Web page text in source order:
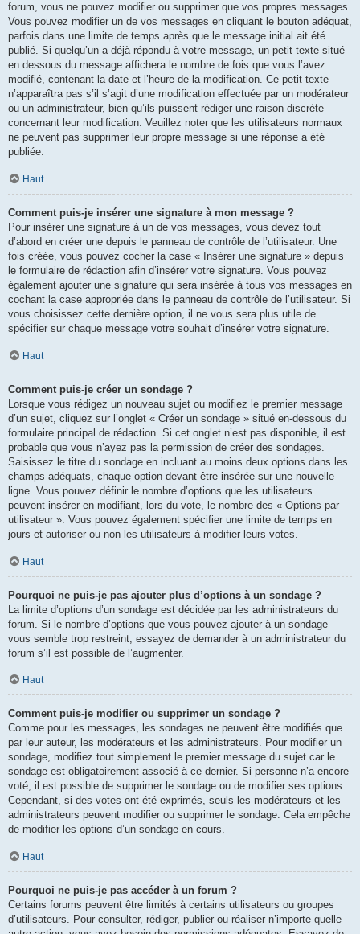
forum, vous ne pouvez modifier ou supprimer que vos propres messages.
Vous pouvez modifier un de vos messages en cliquant le bouton adéquat,
parfois dans une limite de temps après que le message initial ait été
publié. Si quelqu’un a déjà répondu à votre message, un petit texte situé
en dessous du message affichera le nombre de fois que vous l’avez
modifié, contenant la date et l’heure de la modification. Ce petit texte
n’apparaîtra pas s’il s’agit d’une modification effectuée par un modérateur
ou un administrateur, bien qu’ils puissent rédiger une raison discrète
concernant leur modification. Veuillez noter que les utilisateurs normaux
ne peuvent pas supprimer leur propre message si une réponse a été
publiée.
Haut
Comment puis-je insérer une signature à mon message ?
Pour insérer une signature à un de vos messages, vous devez tout
d’abord en créer une depuis le panneau de contrôle de l’utilisateur. Une
fois créée, vous pouvez cocher la case « Insérer une signature » depuis
le formulaire de rédaction afin d’insérer votre signature. Vous pouvez
également ajouter une signature qui sera insérée à tous vos messages en
cochant la case appropriée dans le panneau de contrôle de l’utilisateur. Si
vous choisissez cette dernière option, il ne vous sera plus utile de
spécifier sur chaque message votre souhait d’insérer votre signature.
Haut
Comment puis-je créer un sondage ?
Lorsque vous rédigez un nouveau sujet ou modifiez le premier message
d’un sujet, cliquez sur l’onglet « Créer un sondage » situé en-dessous du
formulaire principal de rédaction. Si cet onglet n’est pas disponible, il est
probable que vous n’ayez pas la permission de créer des sondages.
Saisissez le titre du sondage en incluant au moins deux options dans les
champs adéquats, chaque option devant être insérée sur une nouvelle
ligne. Vous pouvez définir le nombre d’options que les utilisateurs
peuvent insérer en modifiant, lors du vote, le nombre des « Options par
utilisateur ». Vous pouvez également spécifier une limite de temps en
jours et autoriser ou non les utilisateurs à modifier leurs votes.
Haut
Pourquoi ne puis-je pas ajouter plus d’options à un sondage ?
La limite d’options d’un sondage est décidée par les administrateurs du
forum. Si le nombre d’options que vous pouvez ajouter à un sondage
vous semble trop restreint, essayez de demander à un administrateur du
forum s’il est possible de l’augmenter.
Haut
Comment puis-je modifier ou supprimer un sondage ?
Comme pour les messages, les sondages ne peuvent être modifiés que
par leur auteur, les modérateurs et les administrateurs. Pour modifier un
sondage, modifiez tout simplement le premier message du sujet car le
sondage est obligatoirement associé à ce dernier. Si personne n’a encore
voté, il est possible de supprimer le sondage ou de modifier ses options.
Cependant, si des votes ont été exprimés, seuls les modérateurs et les
administrateurs peuvent modifier ou supprimer le sondage. Cela empêche
de modifier les options d’un sondage en cours.
Haut
Pourquoi ne puis-je pas accéder à un forum ?
Certains forums peuvent être limités à certains utilisateurs ou groupes
d’utilisateurs. Pour consulter, rédiger, publier ou réaliser n’importe quelle